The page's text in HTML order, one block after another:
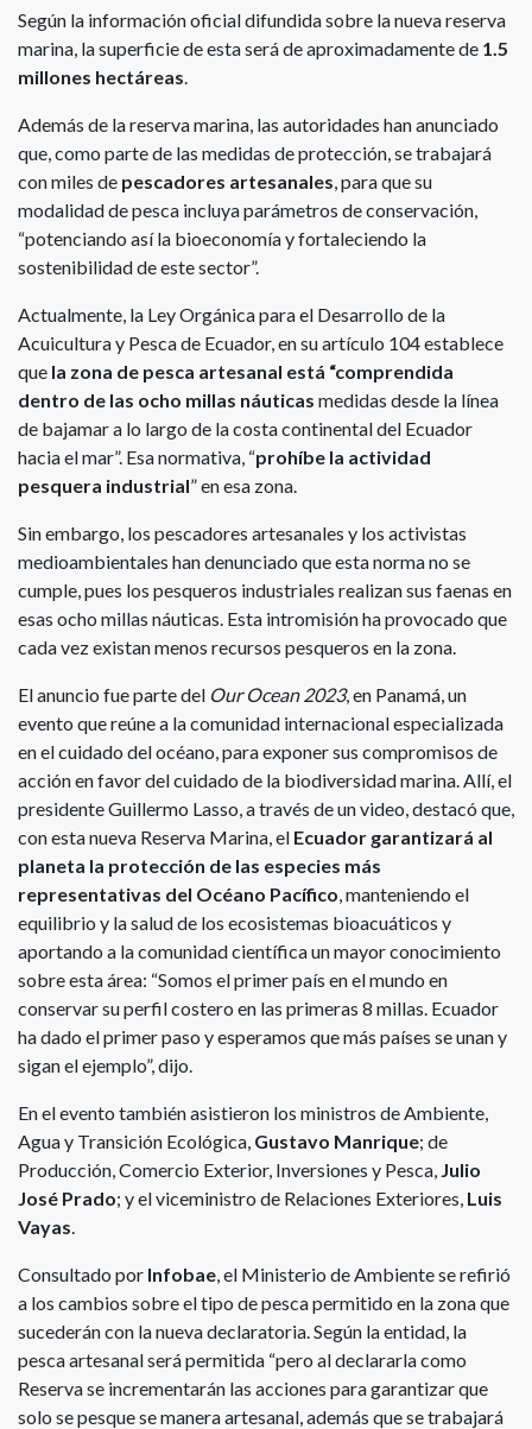
Según la información oficial difundida sobre la nueva reserva
marina, la superficie de esta será de aproximadamente de 1.5
millones hectáreas.
Además de la reserva marina, las autoridades han anunciado
que, como parte de las medidas de protección, se trabajará
con miles de pescadores artesanales, para que su
modalidad de pesca incluya parámetros de conservación,
“potenciando así la bioeconomía y fortaleciendo la
sostenibilidad de este sector”.
Actualmente, la Ley Orgánica para el Desarrollo de la
Acuicultura y Pesca de Ecuador, en su artículo 104 establece
que la zona de pesca artesanal está “comprendida
dentro de las ocho millas náuticas medidas desde la línea
de bajamar a lo largo de la costa continental del Ecuador
hacia el mar”. Esa normativa, “prohíbe la actividad
pesquera industrial” en esa zona.
Sin embargo, los pescadores artesanales y los activistas
medioambientales han denunciado que esta norma no se
cumple, pues los pesqueros industriales realizan sus faenas en
esas ocho millas náuticas. Esta intromisión ha provocado que
cada vez existan menos recursos pesqueros en la zona.
El anuncio fue parte del Our Ocean 2023, en Panamá, un
evento que reúne a la comunidad internacional especializada
en el cuidado del océano, para exponer sus compromisos de
acción en favor del cuidado de la biodiversidad marina. Allí, el
presidente Guillermo Lasso, a través de un video, destacó que,
con esta nueva Reserva Marina, el Ecuador garantizará al
planeta la protección de las especies más
representativas del Océano Pacífico, manteniendo el
equilibrio y la salud de los ecosistemas bioacuáticos y
aportando a la comunidad científica un mayor conocimiento
sobre esta área: “Somos el primer país en el mundo en
conservar su perfil costero en las primeras 8 millas. Ecuador
ha dado el primer paso y esperamos que más países se unan y
sigan el ejemplo”, dijo.
En el evento también asistieron los ministros de Ambiente,
Agua y Transición Ecológica, Gustavo Manrique; de
Producción, Comercio Exterior, Inversiones y Pesca, Julio
José Prado; y el viceministro de Relaciones Exteriores, Luis
Vayas.
Consultado por Infobae, el Ministerio de Ambiente se refirió
a los cambios sobre el tipo de pesca permitido en la zona que
sucederán con la nueva declaratoria. Según la entidad, la
pesca artesanal será permitida “pero al declararla como
Reserva se incrementarán las acciones para garantizar que
solo se pesque se manera artesanal, además que se trabajará